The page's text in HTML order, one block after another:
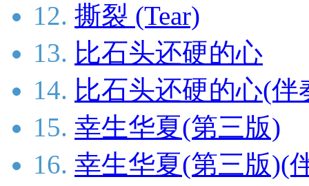
12. 撕裂 (Tear)
13. 比石头还硬的心
14. 比石头还硬的心(伴
15. 幸生华夏(第三版)
16. 幸生华夏(第三版)(